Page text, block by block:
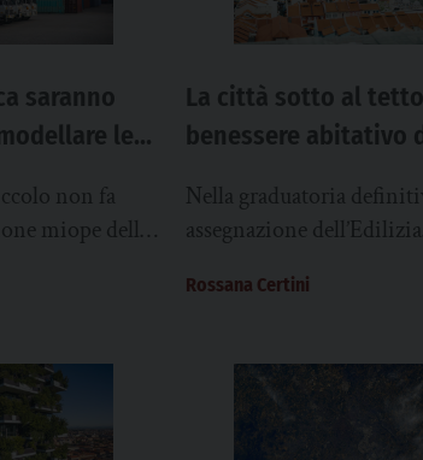
saranno
le
non fa
miope delle
prodotto
La città sotto al
benessere abitativo
Nella graduatoria
assegnazione dell’Edilizia
scorso 30 settembre, nel
inseriti. Solo...
Rossana Certini